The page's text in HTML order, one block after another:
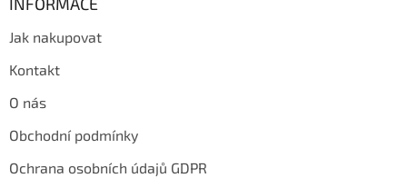
Jak nakupovat
Kontakt
O nás
Obchodní podmínky
Ochrana osobních údajů GDPR